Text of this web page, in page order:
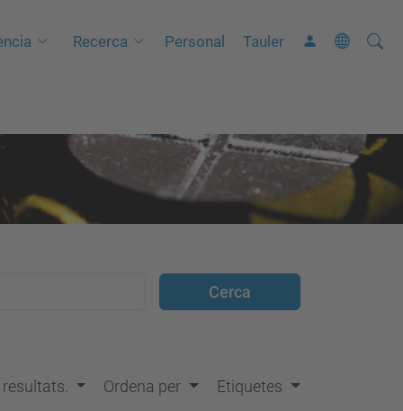
Recerca Personal Tauler Cerca
C
a
a
Ordena per Etiquetes